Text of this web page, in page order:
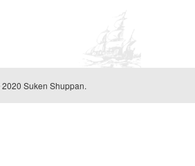
Suken Shuppan.